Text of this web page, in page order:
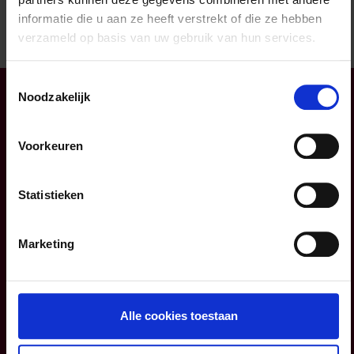
informatie die u aan ze heeft verstrekt of die ze hebben
verzameld op basis van uw gebruik van hun services.
Noodzakelijk
Voorkeuren
Statistieken
Marketing
Alle cookies toestaan
Overtuigd? Contacteer een vanonze
adviseurs of maak meteen eenafspraak.
Weet u of u goed verzekerd
niet te veel en niet te
weinig?